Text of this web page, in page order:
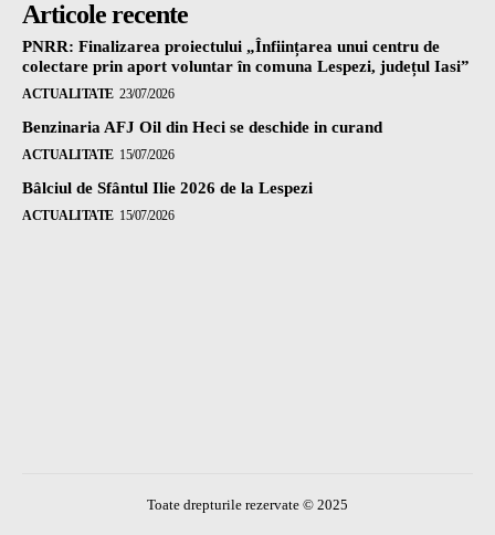
Articole recente
PNRR: Finalizarea proiectului „Înființarea unui centru de
colectare prin aport voluntar în comuna Lespezi, județul Iasi”
ACTUALITATE 23/07/2026
Benzinaria AFJ Oil din Heci se deschide in curand
ACTUALITATE 15/07/2026
Bâlciul de Sfântul Ilie 2026 de la Lespezi
ACTUALITATE 15/07/2026
Toate drepturile rezervate © 2025